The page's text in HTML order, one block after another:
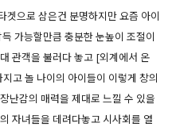
겟으로 삼은건 분명하지만 요즘 아이
가능할만큼 충분한 눈높이 조절이
관객을 불러다 놓고 [외계에서 온
고 놀 나이의 아이들이 이렇게 창의
난감의 매력을 제대로 느낄 수 있을
자녀들을 데려다놓고 시사회를 열